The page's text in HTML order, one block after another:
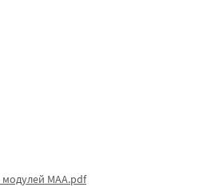
МАА.pdf